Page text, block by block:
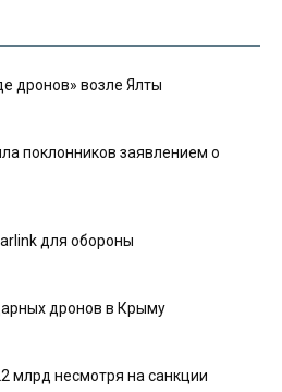
дронов» возле Ялты
поклонников заявлением о
для обороны
дронов в Крыму
млрд несмотря на санкции